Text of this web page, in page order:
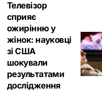
Телевізор
сприяє
ожирінню у
жінок: науковці
зі США
шокували
результатами
дослідження